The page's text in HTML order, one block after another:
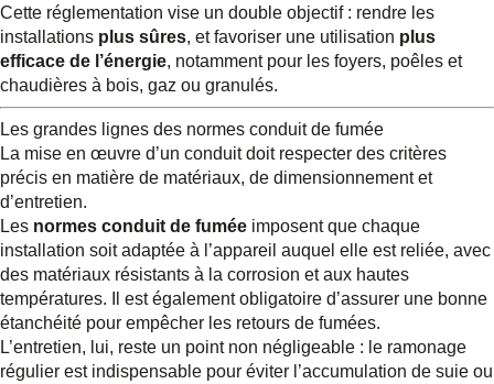
Cette réglementation vise un double objectif : rendre les
installations plus sûres, et favoriser une utilisation plus
efficace de l’énergie, notamment pour les foyers, poêles et
chaudières à bois, gaz ou granulés.
Les grandes lignes des normes conduit de fumée
La mise en œuvre d’un conduit doit respecter des critères
précis en matière de matériaux, de dimensionnement et
d’entretien.
Les normes conduit de fumée imposent que chaque
installation soit adaptée à l’appareil auquel elle est reliée, avec
des matériaux résistants à la corrosion et aux hautes
températures. Il est également obligatoire d’assurer une bonne
étanchéité pour empêcher les retours de fumées.
L’entretien, lui, reste un point non négligeable : le ramonage
régulier est indispensable pour éviter l’accumulation de suie ou